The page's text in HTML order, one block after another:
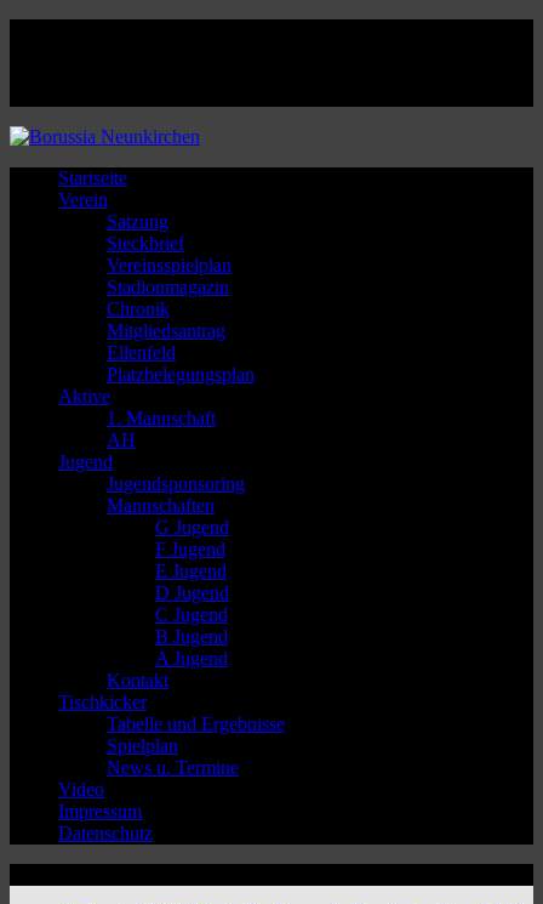
Startseite
Verein
Satzung
Steckbrief
Vereinsspielplan
Stadionmagazin
Chronik
Mitgliedsantrag
Ellenfeld
Platzbelegungsplan
Aktive
1. Mannschaft
AH
Jugend
Jugendsponsoring
Mannschaften
G Jugend
F Jugend
E Jugend
D Jugend
C Jugend
B Jugend
A Jugend
Kontakt
Tischkicker
Tabelle und Ergebnisse
Spielplan
News u. Termine
Video
Impressum
Datenschutz